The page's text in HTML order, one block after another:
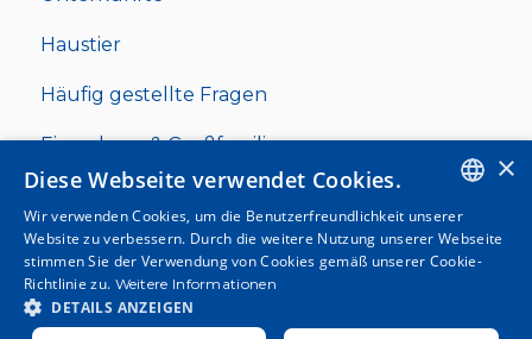
Haustier
Häufig gestellte Fragen
Einwohner & Großfamilien
ENGLISH
SPANISH
×
Diese Webseite verwendet Cookies.
Wir verwenden Cookies, um die Benutzerfreundlichkeit unserer
Website zu verbessern. Durch die weitere Nutzung unserer Webseite
stimmen Sie der Verwendung von Cookies gemäß unserer Cookie-
Richtlinie zu. Weitere Informationen
DETAILS ANZEIGEN